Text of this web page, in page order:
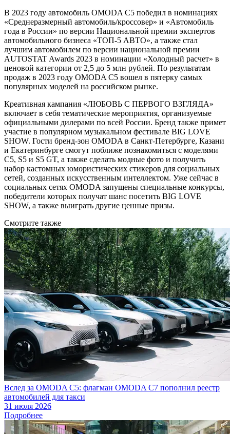
В 2023 году автомобиль OMODA C5 победил в номинациях
«Среднеразмерный автомобиль/кроссовер» и «Автомобиль
года в России» по версии Национальной премии экспертов
автомобильного бизнеса «ТОП-5 АВТО», а также стал
лучшим автомобилем по версии национальной премии
AUTOSTAT Awards 2023 в номинации «Холодный расчет» в
ценовой категории от 2,5 до 5 млн рублей. По результатам
продаж в 2023 году OMODA C5 вошел в пятерку самых
популярных моделей на российском рынке.
Креативная кампания «ЛЮБОВЬ С ПЕРВОГО ВЗГЛЯДА»
включает в себя тематические мероприятия, организуемые
официальными дилерами по всей России. Бренд также примет
участие в популярном музыкальном фестивале BIG LOVE
SHOW. Гости бренд-зон OMODA в Санкт-Петербурге, Казани
и Екатеринбурге смогут поближе познакомиться с моделями
C5, S5 и S5 GT, а также сделать модные фото и получить
набор кастомных юмористических стикеров для социальных
сетей, созданных искусственным интеллектом. Уже сейчас в
социальных сетях OMODA запущены специальные конкурсы,
победители которых получат шанс посетить BIG LOVE
SHOW, а также выиграть другие ценные призы.
Смотрите также
Вслед за OMODA C5: флагман OMODA C7 пополнил реестр
автомобилей для такси
31 июля 2026
Подробнее